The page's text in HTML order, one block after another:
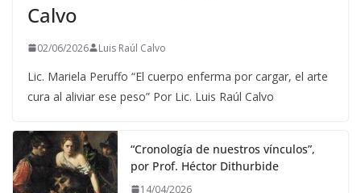
Calvo
02/06/2026 Luis Raúl Calvo
Lic. Mariela Peruffo “El cuerpo enferma por cargar, el arte
cura al aliviar ese peso” Por Lic. Luis Raúl Calvo
“Cronología de nuestros vínculos”,
por Prof. Héctor Dithurbide
14/04/2026